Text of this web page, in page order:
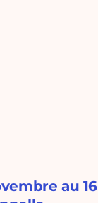
au 16